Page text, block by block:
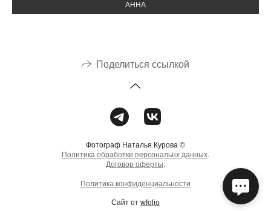
АННА
Поделиться ссылкой
Фотограф Наталья Курова ©
Политика обработки персональнх данных.
Договор оферты.
Политика конфиденциальности
Сайт от wfolio